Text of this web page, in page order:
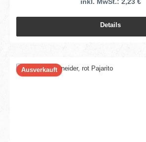
Details
Ausverkauft